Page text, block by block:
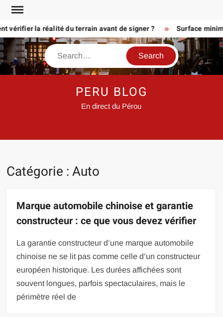
Skip
contentla réalité du terrain avant de signer ? Surface
Search
PERU BLOG
En direct du Pérou
Catégorie :Auto
Marque automobile chinoise et garantie
constructeur : ce que vous devez vérifier
La garantie constructeur d’une marque automobile
chinoise ne se lit pas comme celle d’un constructeur
européen historique. Les durées affichées sont
souvent longues, parfois spectaculaires, mais le
périmètre réel de